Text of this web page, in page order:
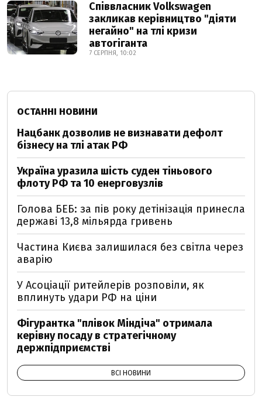
Співвласник Volkswagen
закликав керівництво "діяти
негайно" на тлі кризи
автогіганта
7 СЕРПНЯ, 10:02
ОСТАННІ НОВИНИ
Нацбанк дозволив не визнавати дефолт
бізнесу на тлі атак РФ
Україна уразила шість суден тіньового
флоту РФ та 10 енерговузлів
Голова БЕБ: за пів року детінізація принесла
державі 13,8 мільярда гривень
Частина Києва залишилася без світла через
аварію
У Асоціації ритейлерів розповіли, як
вплинуть удари РФ на ціни
Фігурантка "плівок Міндіча" отримала
керівну посаду в стратегічному
держпідприємстві
ВСІ НОВИНИ